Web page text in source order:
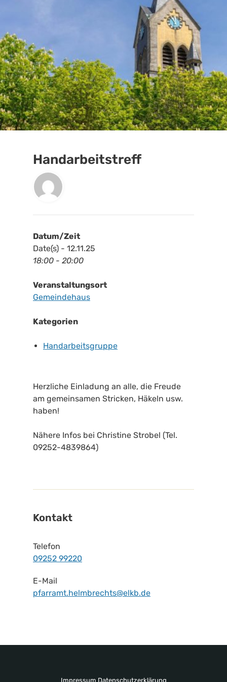
Handarbeitstreff
Datum/Zeit
Date(s) - 12.11.25
18:00 - 20:00
Veranstaltungsort
Gemeindehaus
Kategorien
Handarbeitsgruppe
Herzliche Einladung an alle, die Freude
am gemeinsamen Stricken, Häkeln usw.
haben!
Nähere Infos bei Christine Strobel (Tel.
09252-4839864)
Kontakt
Telefon
09252 99220
E-Mail
pfarramt.helmbrechts@elkb.de
Impressum Datenschutzerklärung